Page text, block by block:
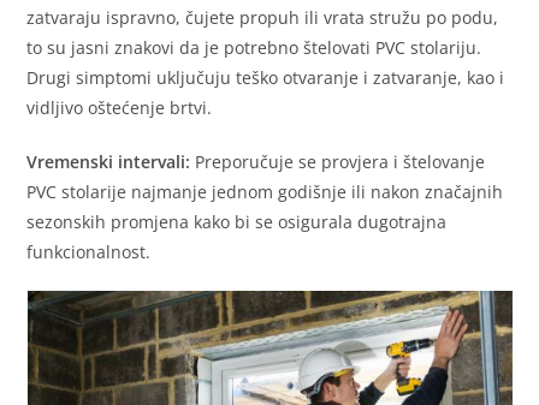
zatvaraju ispravno, čujete propuh ili vrata stružu po podu,
to su jasni znakovi da je potrebno štelovati PVC stolariju.
Drugi simptomi uključuju teško otvaranje i zatvaranje, kao i
vidljivo oštećenje brtvi.
Vremenski intervali: Preporučuje se provjera i štelovanje
PVC stolarije najmanje jednom godišnje ili nakon značajnih
sezonskih promjena kako bi se osigurala dugotrajna
funkcionalnost.